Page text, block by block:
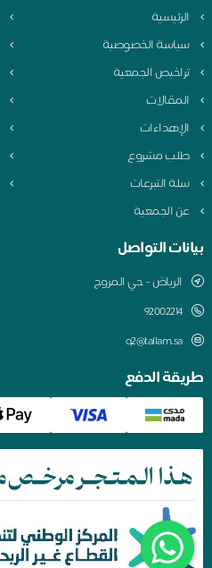
الرئيسية
سياسة الخصوصية
تراخيص الجمعية
المقالات
الإهداءات
طلب مشروع
سلة التبرعات
عن الجمعية
بيانات التواصل
الرياض - حي المروج
⁦92002214
q2@tallam.sa
طريقة الدفع